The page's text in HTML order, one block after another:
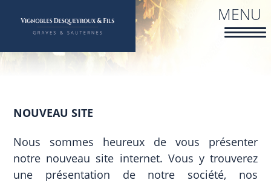
MENU
NOUVEAU SITE
Nous sommes heureux de vous présenter
notre nouveau site internet. Vous y trouverez
une présentation de notre société, nos